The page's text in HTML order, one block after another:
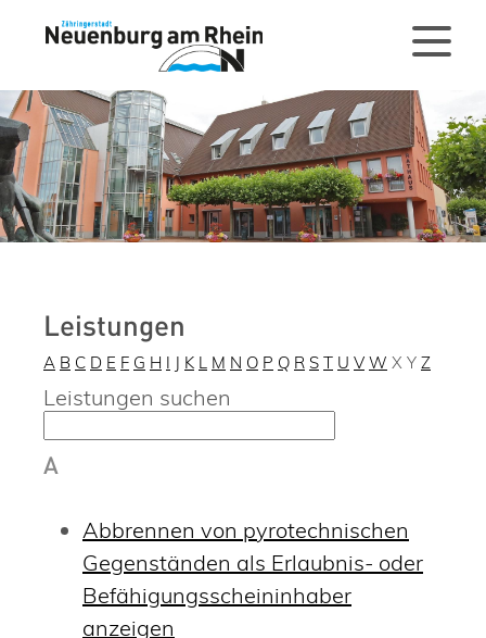
Leistungen
A B C D E F G H I J K L M N O P Q R S T U V W X Y Z
Leistungen suchen
A
Abbrennen von pyrotechnischen
Gegenständen als Erlaubnis- oder
Befähigungsscheininhaber
anzeigen